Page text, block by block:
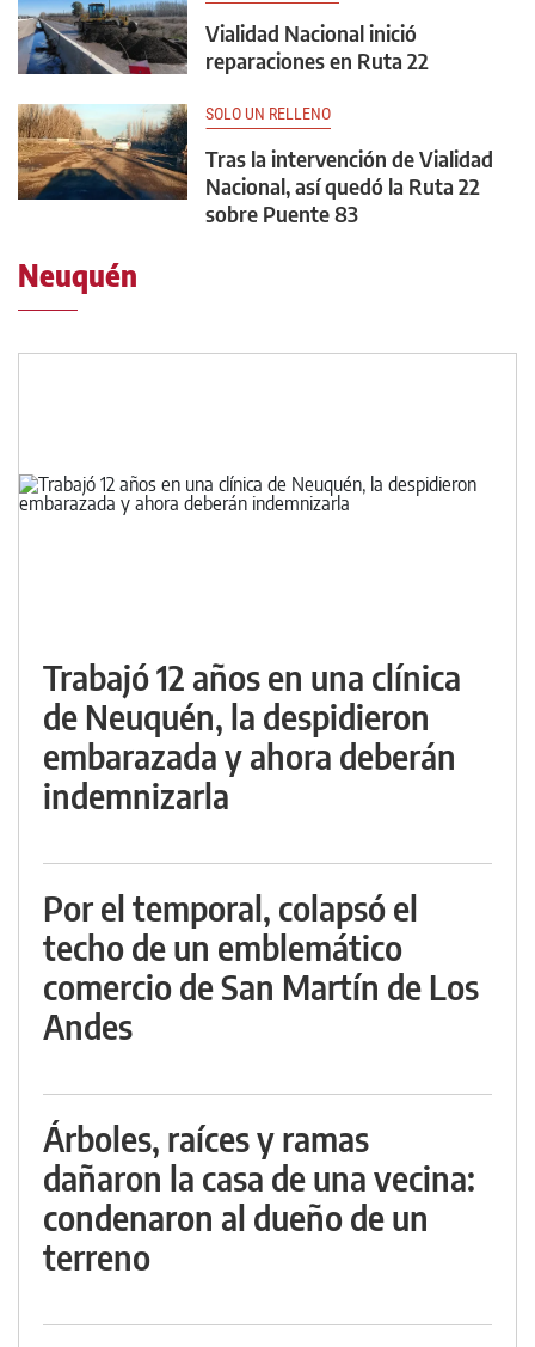
Vialidad Nacional inició
reparaciones en Ruta 22
SOLO UN RELLENO
Tras la intervención de Vialidad
Nacional, así quedó la Ruta 22
sobre Puente 83
Neuquén
Trabajó 12 años en una clínica
de Neuquén, la despidieron
embarazada y ahora deberán
indemnizarla
Por el temporal, colapsó el
techo de un emblemático
comercio de San Martín de Los
Andes
Árboles, raíces y ramas
dañaron la casa de una vecina:
condenaron al dueño de un
terreno